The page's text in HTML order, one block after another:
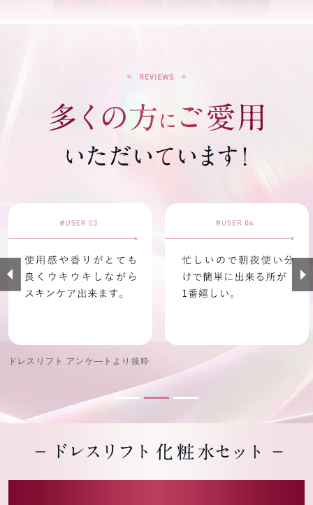
ドレスリフト アンケ—トより抜粋